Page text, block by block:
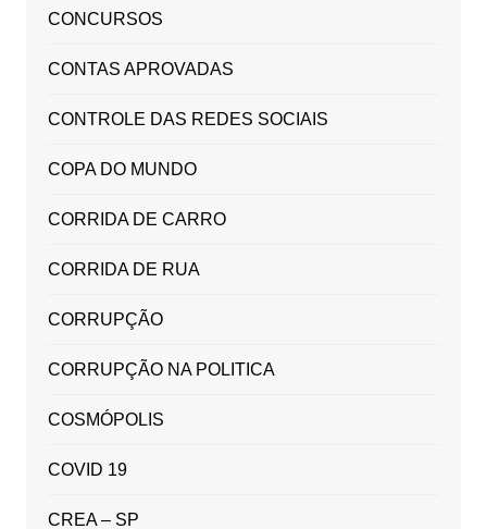
CONCURSOS
CONTAS APROVADAS
CONTROLE DAS REDES SOCIAIS
COPA DO MUNDO
CORRIDA DE CARRO
CORRIDA DE RUA
CORRUPÇÃO
CORRUPÇÃO NA POLITICA
COSMÓPOLIS
COVID 19
CREA – SP